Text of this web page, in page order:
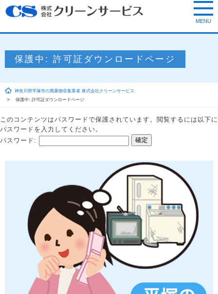
保護中: 許可証ダウンロードページ
神奈川県平塚市の廃棄物収集業者 株式会社クリーンサービス
保護中: 許可証ダウンロードページ
このコンテンツはパスワードで保護されています。閲覧するには以下に
パスワードを入力してください。
パスワード: